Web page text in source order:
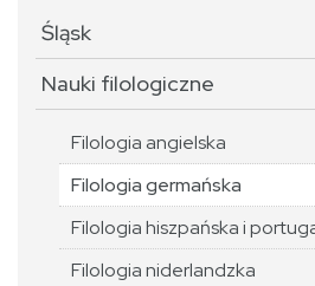
Śląsk
Nauki filologiczne
Filologia angielska
Filologia germańska
Filologia hiszpańska i
Filologia niderlandzka